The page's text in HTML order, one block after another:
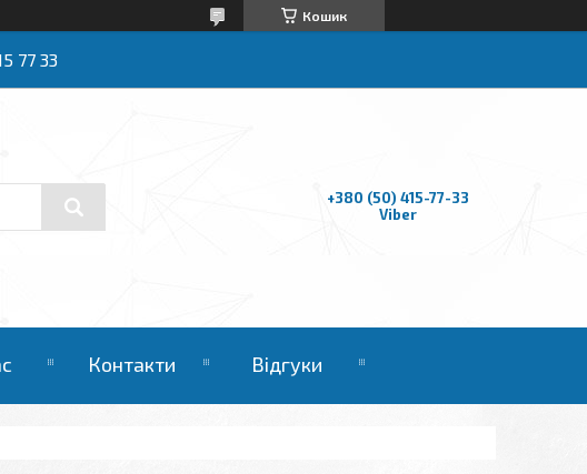
Кошик
77 33
+380 (50) 415-77-33
Viber
Контакти Відгуки